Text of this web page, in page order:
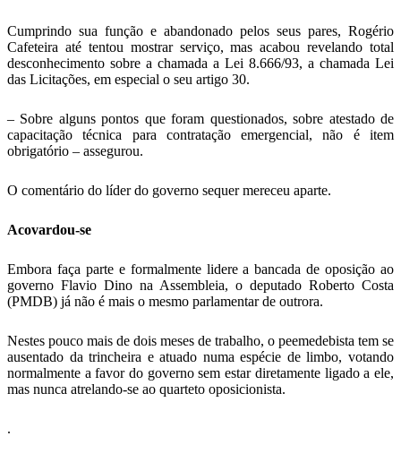
Cumprindo sua função e abandonado pelos seus pares, Rogério
Cafeteira até tentou mostrar serviço, mas acabou revelando total
desconhecimento sobre a chamada a Lei 8.666/93, a chamada Lei
das Licitações, em especial o seu artigo 30.
– Sobre alguns pontos que foram questionados, sobre atestado de
capacitação técnica para contratação emergencial, não é item
obrigatório – assegurou.
O comentário do líder do governo sequer mereceu aparte.
Acovardou-se
Embora faça parte e formalmente lidere a bancada de oposição ao
governo Flavio Dino na Assembleia, o deputado Roberto Costa
(PMDB) já não é mais o mesmo parlamentar de outrora.
Nestes pouco mais de dois meses de trabalho, o peemedebista tem se
ausentado da trincheira e atuado numa espécie de limbo, votando
normalmente a favor do governo sem estar diretamente ligado a ele,
mas nunca atrelando-se ao quarteto oposicionista.
.